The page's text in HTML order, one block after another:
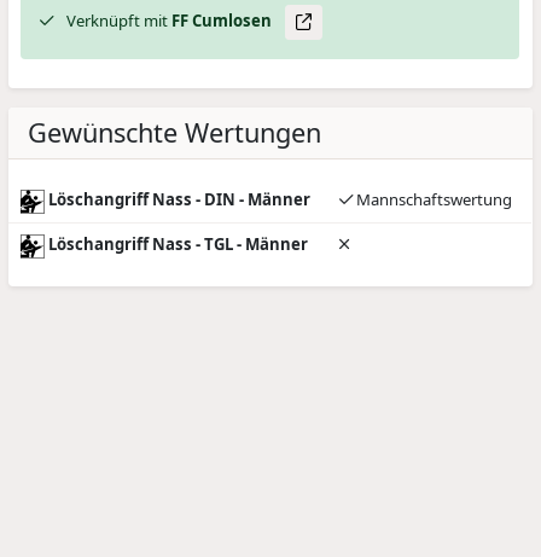
Verknüpft mit FF Cumlosen
Gewünschte Wertungen
Löschangriff Nass - DIN - Männer Mannschaftswertung
Löschangriff Nass - TGL - Männer